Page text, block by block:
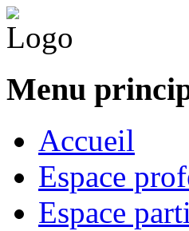
Menu
Accueil
Espace
Espace